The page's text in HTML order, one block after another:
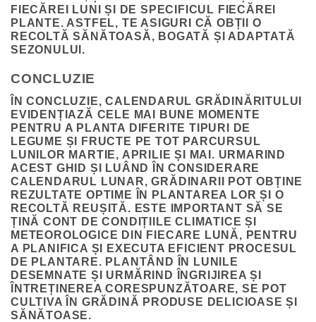
FIECĂREI LUNI ȘI DE SPECIFICUL FIECĂREI
PLANTE. ASTFEL, TE ASIGURI CĂ OBȚII O
RECOLTĂ SĂNĂTOASĂ, BOGATĂ ȘI ADAPTATĂ
SEZONULUI.
CONCLUZIE
ÎN CONCLUZIE, CALENDARUL GRĂDINĂRITULUI
EVIDENȚIAZĂ CELE MAI BUNE MOMENTE
PENTRU A PLANTA DIFERITE TIPURI DE
LEGUME ȘI FRUCTE PE TOT PARCURSUL
LUNILOR MARTIE, APRILIE ȘI MAI. URMARIND
ACEST GHID ȘI LUÂND ÎN CONSIDERARE
CALENDARUL LUNAR, GRĂDINARII POT OBȚINE
REZULTATE OPTIME ÎN PLANTAREA LOR ȘI O
RECOLTĂ REUȘITĂ. ESTE IMPORTANT SĂ SE
ȚINĂ CONT DE CONDIȚIILE CLIMATICE ȘI
METEOROLOGICE DIN FIECARE LUNĂ, PENTRU
A PLANIFICA ȘI EXECUTA EFICIENT PROCESUL
DE PLANTARE. PLANTÂND ÎN LUNILE
DESEMNATE ȘI URMĂRIND ÎNGRIJIREA ȘI
ÎNTREȚINEREA CORESPUNZĂTOARE, SE POT
CULTIVA ÎN GRĂDINĂ PRODUSE DELICIOASE ȘI
SĂNĂTOASE.